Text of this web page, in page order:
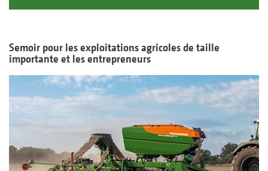
Semoir pour les exploitations agricoles de taille
importante et les entrepreneurs